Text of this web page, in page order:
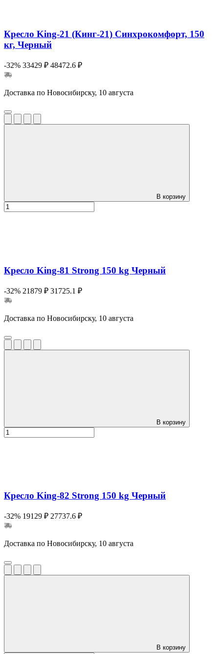
Кресло King-21 (Кинг-21) Синхрокомфорт, 150
кг, Черный
-32% 33429 ₽ 48472.6 ₽
Доставка по Новосибирску, 10 августа
В корзину
Кресло King-81 Strong 150 kg Черный
-32% 21879 ₽ 31725.1 ₽
Доставка по Новосибирску, 10 августа
В корзину
Кресло King-82 Strong 150 kg Черный
-32% 19129 ₽ 27737.6 ₽
Доставка по Новосибирску, 10 августа
В корзину